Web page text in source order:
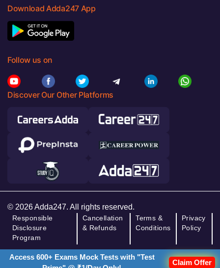
Download Adda247 App
Follow us on
Discover Our Other Platforms
© 2026 Adda247. All rights reserved.
Responsible
Disclosure
Program
Cancellation
& Refunds
Terms &
Conditions
Privacy
Policy
Access 600+ Exams Mock Tests with "Test
Claim Offer